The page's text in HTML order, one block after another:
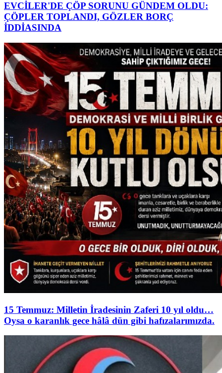
EVCİLER'DE ÇÖP SORUNU GÜNDEM OLDU:
ÇÖPLER TOPLANDI, GÖZLER BORÇ
İDDİASINDA
15 Temmuz: Milletin İradesinin Zaferi 10 yıl oldu…
Oysa o karanlık gece hâlâ dün gibi hafızalarımızda.